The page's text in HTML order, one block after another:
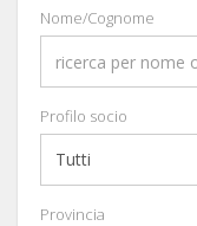
Nome/Cognome
Profilo socio
Provincia